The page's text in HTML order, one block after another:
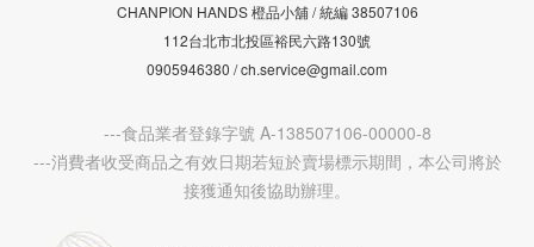
CHANPION HANDS 橙品小舖 /統編38507106
112台北市北投區裕民六路130號
0905946380 / ch.service@gmail.com
---食品業者登錄字號 A-138507106-00000-8
---消費者收受商品之有效日期若短於賣場標示期間，本公司將於
接獲通知後協助辦理。